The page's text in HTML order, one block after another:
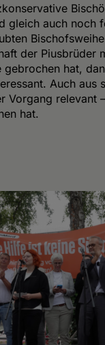
gleich auch noch
der Piusbrüder
gebrochen hat,
Auch aus
Vorgang relevant
hat.